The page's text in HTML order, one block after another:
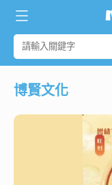
博賢文化